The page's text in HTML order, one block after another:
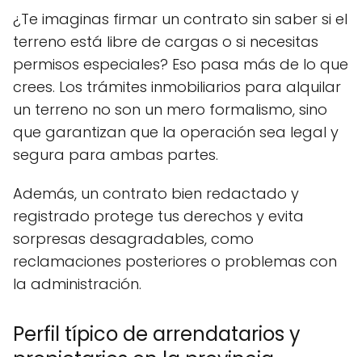
¿Te imaginas firmar un contrato sin saber si el
terreno está libre de cargas o si necesitas
permisos especiales? Eso pasa más de lo que
crees. Los trámites inmobiliarios para alquilar
un terreno no son un mero formalismo, sino
que garantizan que la operación sea legal y
segura para ambas partes.
Además, un contrato bien redactado y
registrado protege tus derechos y evita
sorpresas desagradables, como
reclamaciones posteriores o problemas con
la administración.
Perfil típico de arrendatarios y